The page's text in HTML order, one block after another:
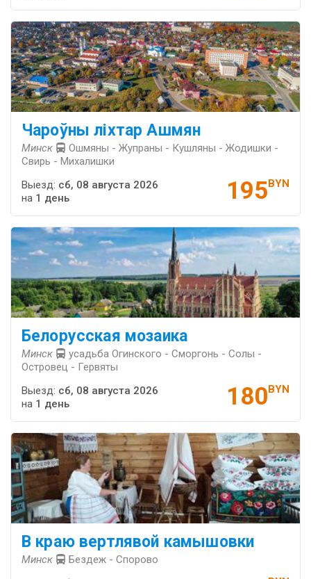
Чароўны ліхтар Ашмян
Минск
Ошмяны - Жупраны - Кушляны - Жодишки -
Свирь - Михалишки
195BYN
Выезд: сб, 08 августа 2026
на 1 день
Белорусская мозаика
Минск
усадьба Огинского - Сморгонь - Солы -
Островец - Гервяты
180BYN
Выезд: сб, 08 августа 2026
на 1 день
В краю вертлявой камышовки
Минск Бездеж - Спорово